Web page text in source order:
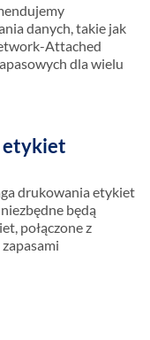
danych, takie jak
Attached
dla wielu
etykiet
drukowania etykiet
będą
połączone z